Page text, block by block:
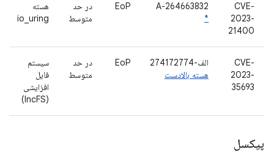
CVE-
2023-
21400
A-264663832
*
EoP
در حد
متوسط
هسته
io_uring
CVE-
2023-
35693
الف-274172774
هسته بالادست
EoP
در حد
متوسط
سیستم
فایل
افزایشی
(IncFS)
پیکسل